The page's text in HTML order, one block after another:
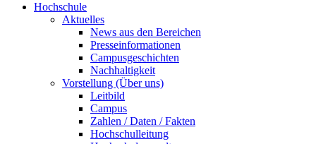
Hochschule
Aktuelles
News aus den Bereichen
Presseinformationen
Campusgeschichten
Nachhaltigkeit
Vorstellung (Über uns)
Leitbild
Campus
Zahlen / Daten / Fakten
Hochschulleitung